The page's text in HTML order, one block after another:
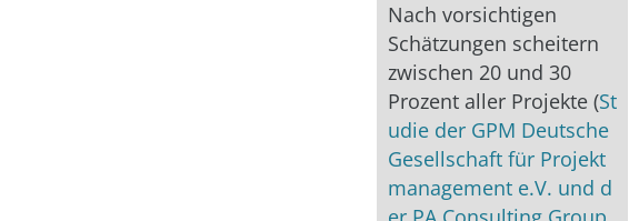
Nach vorsichtigen
Schätzungen scheitern
zwischen 20 und 30
Prozent aller Projekte (St
udie der GPM Deutsche
Gesellschaft für Projekt
management e.V. und d